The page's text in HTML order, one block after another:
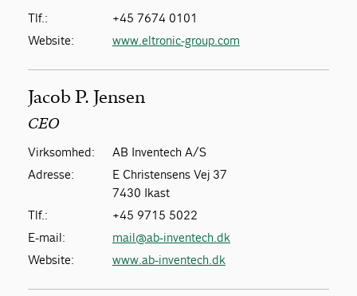
Tlf.:
+45 7674 0101
Website:
www.eltronic-group.com
Jacob P. Jensen
CEO
Virksomhed:
AB Inventech A/S
Adresse:
E Christensens Vej 37
7430 Ikast
Tlf.:
+45 9715 5022
E-mail:
mail@ab-inventech.dk
Website:
www.ab-inventech.dk